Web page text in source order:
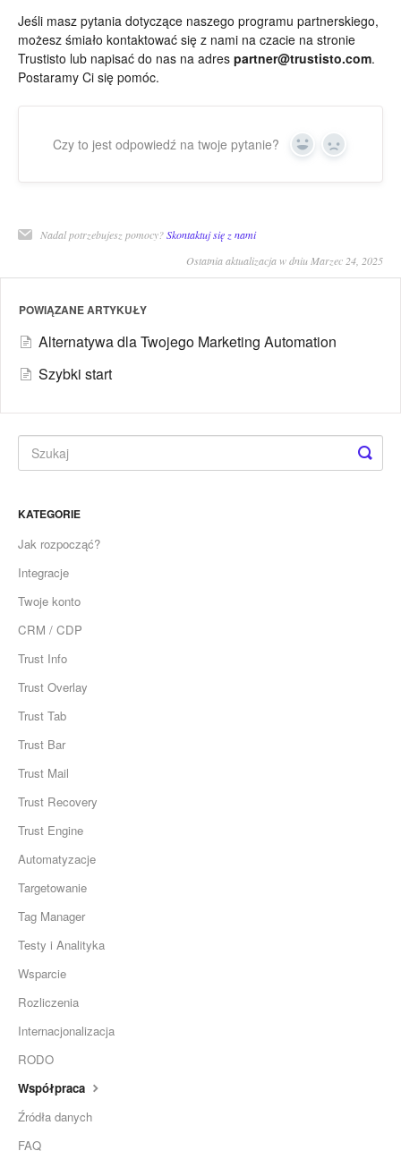
Jeśli masz pytania dotyczące naszego programu partnerskiego,
możesz śmiało kontaktować się z nami na czacie na stronie
Trustisto lub napisać do nas na adres partner@trustisto.com.
Postaramy Ci się pomóc.
Czy to jest odpowiedź na twoje pytanie? Yes No
Nadal potrzebujesz pomocy?Skontaktuj się z nami
Ostatnia aktualizacja w dniu Marzec 24, 2025
POWIĄZANE ARTYKUŁY
Alternatywa dla Twojego Marketing Automation
Szybki start
KATEGORIE
Jak rozpocząć?
Integracje
Twoje konto
CRM / CDP
Trust Info
Trust Overlay
Trust Tab
Trust Bar
Trust Mail
Trust Recovery
Trust Engine
Automatyzacje
Targetowanie
Tag Manager
Testy i Analityka
Wsparcie
Rozliczenia
Internacjonalizacja
RODO
Współpraca
Źródła danych
FAQ